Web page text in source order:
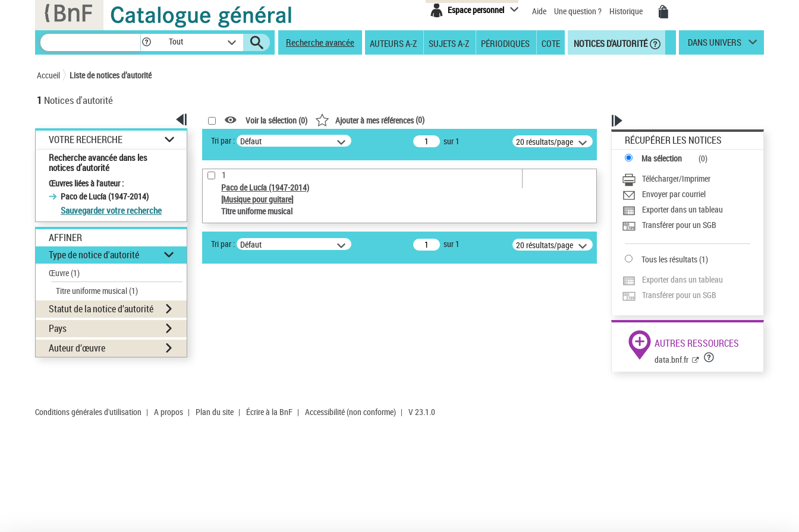
Espace personnel Aide Une question ? Historique
Tout Recherche avancée AUTEURS A-Z SUJETS A-Z PÉRIODIQUES COTE NOTICES D'AUTORITÉ DANS UNIVERS
Accueil Liste de notices d’autorité
1 Notices d'autorité
VOTRE RECHERCHE
Recherche avancée dans les
notices d’autorité
Œuvres liées à l'auteur :
Paco de Lucía (1947-2014)
Sauvegarder votre recherche
AFFINER
Type de notice d'autorité
Œuvre(1)
Titre uniforme musical(1)
Statut de la notice d’autorité
Pays
Auteur d’œuvre
Voir la sélection (0) Ajouter à mes références(0)
Tri par : Défaut sur 1 20 résultats/page
1
Paco de Lucía (1947-2014)
[Musique pour guitare]
Titre uniforme musical
Tri par : Défaut sur 1 20 résultats/page
RÉCUPÉRER LES NOTICES
Ma sélection (0)
Télécharger/Imprimer
Envoyer par courriel
Exporter dans un tableau
Transférer pour un SGB
Tous les résultats(1)
Exporter dans un tableau
Transférer pour un SGB
AUTRES RESSOURCES
data.bnf.fr
Conditions générales d'utilisation | A propos | Plan du site | Écrire à la BnF | Accessibilité (non conforme) | V 23.1.0
Panneau de gestion des cookies